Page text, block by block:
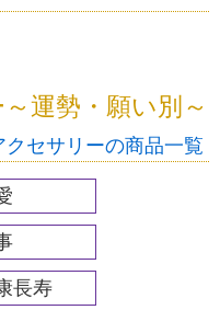
運勢・願い別～
クセサリーの商品一覧
長寿